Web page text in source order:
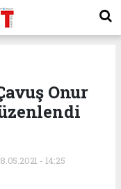
Onur
- 14:25